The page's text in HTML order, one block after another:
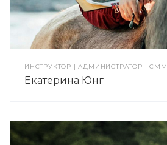
ИНСТРУКТОР | АДМИНИСТРАТОР | CMM
Екатерина Юнг